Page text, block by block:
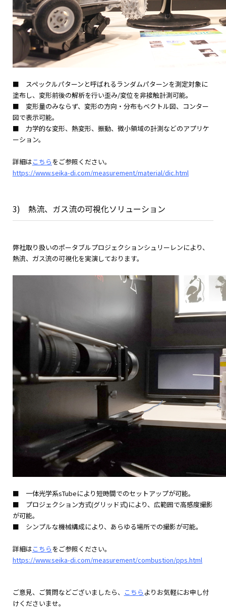
■ スペックルパターンと呼ばれるランダムパターンを測定対象に
塗布し、変形前後の解析を行い歪み/変位を非接触計測可能。
■ 変形量のみならず、変形の方向・分布もベクトル図、コンター
図で表示可能。
■ 力学的な変形、熱変形、振動、微小領域の計測などのアプリケ
ーション。
詳細はこちらをご参照ください。
https://www.seika-di.com/measurement/material/dic.html
3) 熱流、ガス流の可視化ソリューション
弊社取り扱いのポータブルプロジェクションシュリーレンにより、
熱流、ガス流の可視化を実演しております。
■ 一体光学系sTubeにより短時間でのセットアップが可能。
■ プロジェクション方式(グリッド式)により、広範囲で高感度撮影
が可能。
■ シンプルな機械構成により、あらゆる場所での撮影が可能。
詳細はこちらをご参照ください。
https://www.seika-di.com/measurement/combustion/pps.html
ご意見、ご質問などございましたら、 こちら よりお気軽にお申し付
けくださいませ。